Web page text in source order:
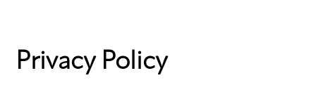
Privacy Policy